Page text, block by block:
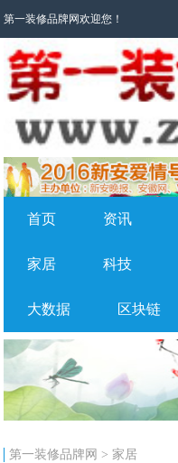
第一装修品牌网欢迎您！
首页 资讯
家居 科技
大数据 区块链
第一装修品牌网 >家居